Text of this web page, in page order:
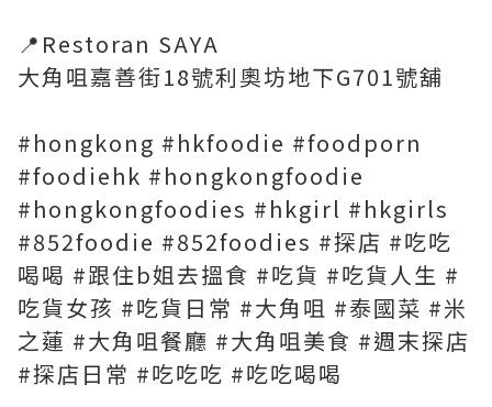
📍Restoran SAYA
大角咀嘉善街18號利奧坊地下G701號舖
#hongkong #hkfoodie #foodporn
#foodiehk #hongkongfoodie
#hongkongfoodies #hkgirl #hkgirls
#852foodie #852foodies #探店 #吃吃
喝喝 #跟住b姐去搵食 #吃貨 #吃貨人生 #
吃貨女孩 #吃貨日常 #大角咀 #泰國菜 #米
之蓮 #大角咀餐廳 #大角咀美食 #週末探店
#探店日常 #吃吃吃 #吃吃喝喝